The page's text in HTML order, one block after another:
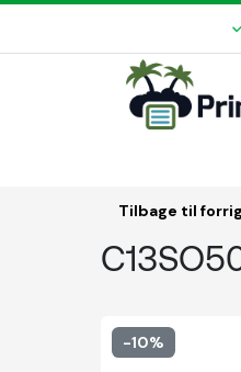
Tilbage til
-10%